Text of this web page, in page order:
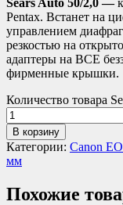
Pentax. Встанет на
управлением
резкостью на
адаптеры на ВСЕ
фирменные крышки.
Количество товара
В корзину
Категории: Canon
мм
Похожие